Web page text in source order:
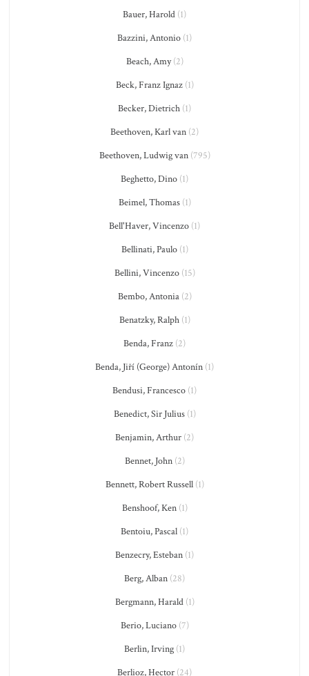
Bauer, Harold (1)
Bazzini, Antonio (1)
Beach, Amy(2)
Beck, Franz Ignaz(1)
Becker, Dietrich (1)
Beethoven, Karl van (2)
Beethoven, Ludwig van(795)
Beghetto, Dino (1)
Beimel, Thomas(1)
Bell'Haver, Vincenzo (1)
Bellinati, Paulo(1)
Bellini, Vincenzo(15)
Bembo, Antonia(2)
Benatzky, Ralph(1)
Benda, Franz (2)
Benda, Jiří (George) Antonín (1)
Bendusi, Francesco (1)
Benedict, Sir Julius(1)
Benjamin, Arthur (2)
Bennet, John(2)
Bennett, Robert Russell(1)
Benshoof, Ken(1)
Bentoiu, Pascal (1)
Benzecry, Esteban (1)
Berg, Alban (28)
Bergmann, Harald(1)
Berio, Luciano(7)
Berlin, Irving (1)
Berlioz, Hector (24)